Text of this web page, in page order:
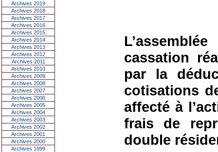
Archives 2019
Archives 2018
Archives 2017
Archives 2016
Archives 2015
Archives 2014
Archives 2013
Archives 2012
Archives 2011
Archives 2010
Archives 2009
Archives 2008
Archives 2007
Archives 2006
Archives 2005
Archives 2004
Archives 2003
Archives 2002
Archives 2001
Archives 2000
Archives 1999
cassation
par la
cotisations
affecté à
frais de
double